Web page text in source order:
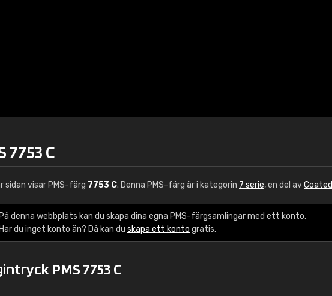
7753 C
sidan visar PMS-färg 7753 C. Denna PMS-färg är i kategorin 7 serie, en del avCoated
På denna webbplats kan du skapa dina egna PMS-färgsamlingar med ett konto.
Har du inget konto än? Då kan du skapa ett konto gratis.
PMS 7753 C